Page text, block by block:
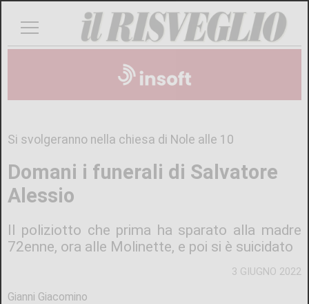
3 GIUGNO 2022
Si svolgeranno nella chiesa di Nole alle 10
Domani i funerali di Salvatore
Alessio
Il poliziotto che prima ha sparato alla madre
72enne, ora alle Molinette, e poi si è suicidato
Gianni Giacomino